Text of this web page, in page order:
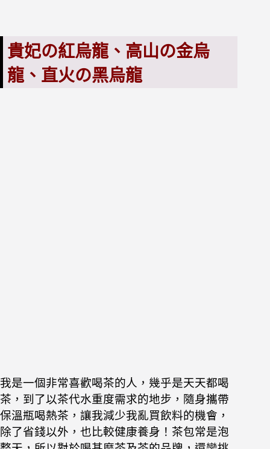
貴妃の紅烏龍、高山の金烏
龍、直火の黑烏龍
我是一個非常喜歡喝茶的人，幾乎是天天都喝
茶， 到了以茶代水重度需求的地步， 隨身攜帶
保溫瓶喝熱茶，讓我減少我亂買飲料的機會，
除了省錢以外， 也比較健康養身！ 茶包常是泡